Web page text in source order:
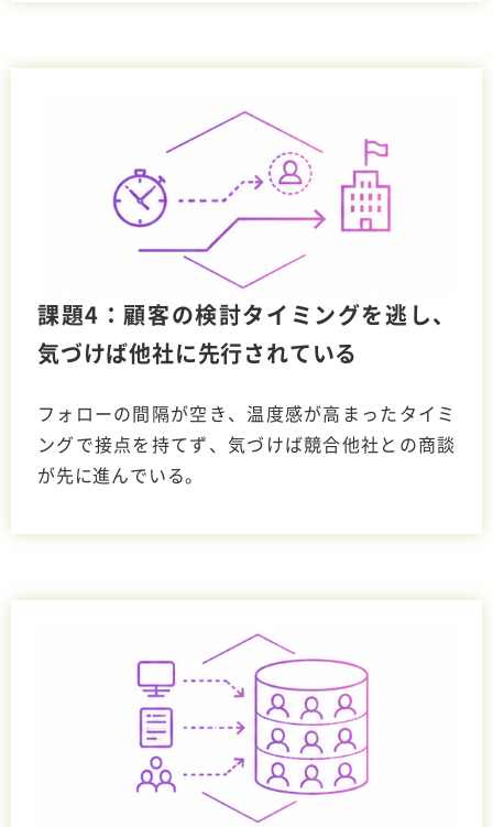
課題4：顧客の検討タイミングを逃し、
気づけば他社に先行されている
フォローの間隔が空き、温度感が高まったタイミ
ングで接点を持てず、気づけば競合他社との商談
が先に進んでいる。